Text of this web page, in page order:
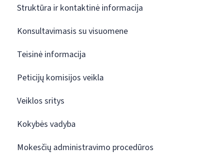
Struktūra ir kontaktinė informacija
Konsultavimasis su visuomene
Teisinė informacija
Peticijų komisijos veikla
Veiklos sritys
Kokybės vadyba
Mokesčių administravimo procedūros